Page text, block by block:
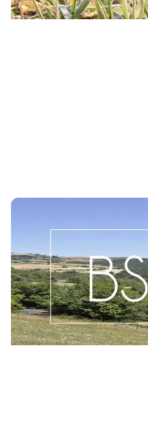
Aujourd'hui, les BSV
terre n°18 sont disponibles
05 AOÛT 2026